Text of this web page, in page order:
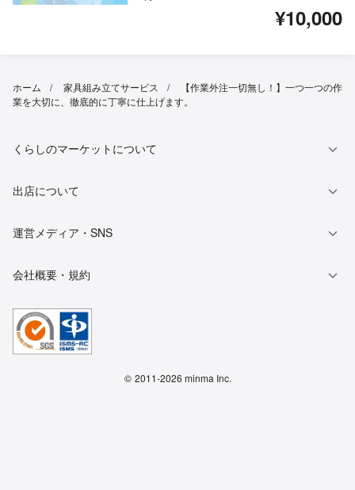
¥10,000
ホーム 家具組み立てサービス
【作業外注一切無し！】一つ一つの作
業を大切に、徹底的に丁寧に仕上げます。
くらしのマーケットについて
出店について
運営メディア・SNS
会社概要・規約
© 2011-2026 minma Inc.